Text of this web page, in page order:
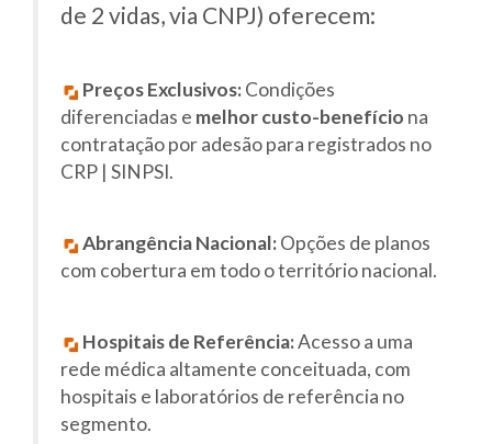
de 2 vidas, via CNPJ) oferecem:
Preços Exclusivos:Condições
diferenciadas e melhor custo-benefício na
contratação por adesão para registrados no
CRP | SINPSI.
Abrangência Nacional:Opções de planos
com cobertura em todo o território nacional.
Hospitais de Referência:Acesso a uma
rede médica altamente conceituada, com
hospitais e laboratórios de referência no
segmento.